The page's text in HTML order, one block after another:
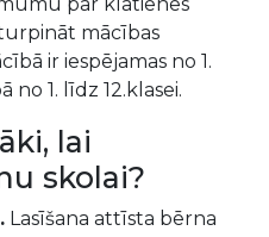
mācības
ir iespējamas no 1.
no 1. līdz 12.klasei.
lai
skolai?
Lasīšana attīsta bērna